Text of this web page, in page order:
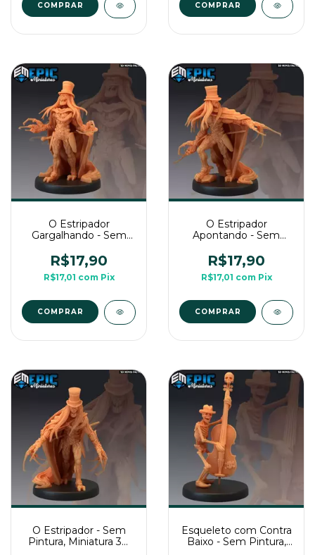
COMPRAR COMPRAR
O Estripador
Gargalhando - Sem
Médio Para Rpg de
Mesa
R$17,90
R$17,01 com Pix
COMPRAR
O Estripador
Apontando - Sem
Médio Para Rpg de
Mesa
R$17,90
R$17,01 com Pix
COMPRAR
O Estripador - Sem
Pintura, Miniatura 3D
Esqueleto com Contra
Baixo - Sem Pintura,